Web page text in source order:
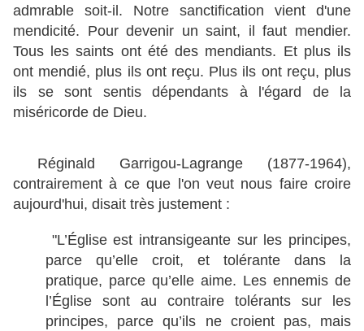
admrable soit-il. Notre sanctification vient d'une
mendicité. Pour devenir un saint, il faut mendier.
Tous les saints ont été des mendiants. Et plus ils
ont mendié, plus ils ont reçu. Plus ils ont reçu, plus
ils se sont sentis dépendants à l'égard de la
miséricorde de Dieu.
Réginald Garrigou-Lagrange (1877-1964),
contrairement à ce que l'on veut nous faire croire
aujourd'hui, disait très justement :
"L’Église est intransigeante sur les principes,
parce qu’elle croit, et tolérante dans la
pratique, parce qu’elle aime. Les ennemis de
l’Église sont au contraire tolérants sur les
principes, parce qu’ils ne croient pas, mais